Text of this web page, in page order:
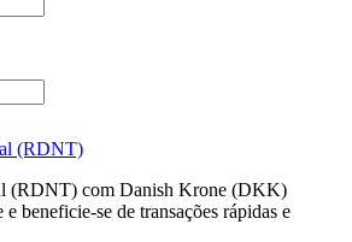
(RDNT)
(RDNT) com Danish Krone (DKK)
beneficie-se de transações rápidas e